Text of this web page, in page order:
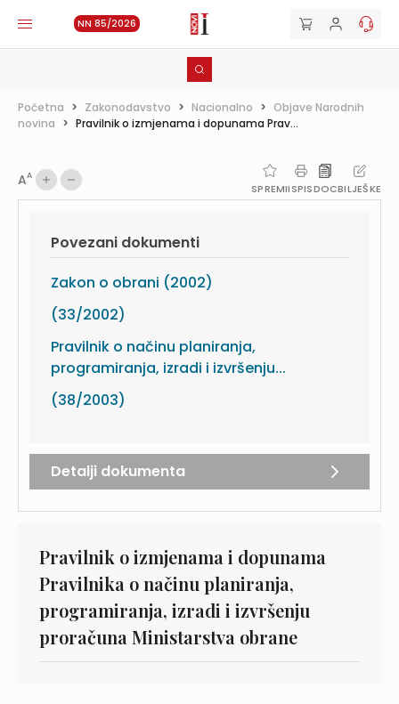
NN 85/2026
Početna > Zakonodavstvo > Nacionalno > Objave Narodnih
novina > Pravilnik o izmjenama i dopunama Prav...
AA
SPREMIISPISDOCBILJEŠKE
Povezani dokumenti
Zakon o obrani (2002)
(33/2002)
Pravilnik o načinu planiranja,
programiranja, izradi i izvršenju...
(38/2003)
Detalji dokumenta
Pravilnik o izmjenama i dopunama
Pravilnika o načinu planiranja,
programiranja, izradi i izvršenju
proračuna Ministarstva obrane